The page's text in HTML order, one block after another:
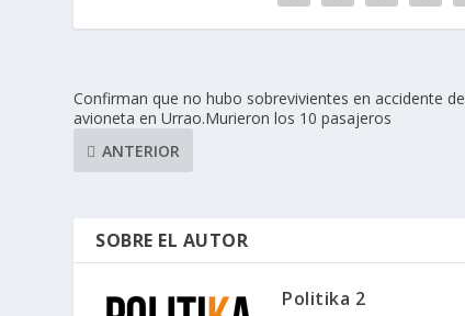
Confirman que no hubo sobrevivientes en accidente de
avioneta en Urrao.Murieron los 10 pasajeros
ANTERIOR
SOBRE EL AUTOR
Politika 2